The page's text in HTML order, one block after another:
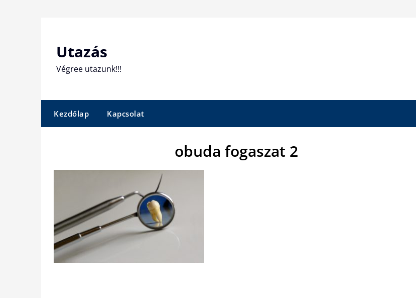
Utazás
Végree utazunk!!!
Kezdőlap Kapcsolat
obuda fogaszat 2